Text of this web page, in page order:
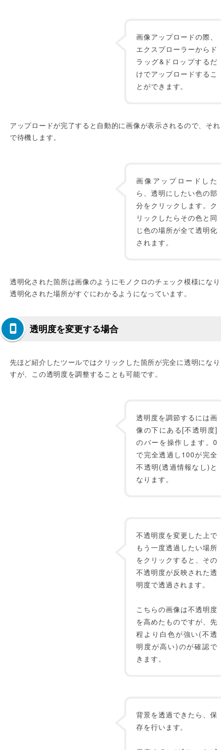
画像アップロードの際、
エクスプローラーからド
ラッグ&ドロップするだ
けでアップロードするこ
とができます。
アップロードが完了すると自動的に画像が表示されるので、そ
で待機します。
画像アップロードした
ら、透明にしたい色の部
分をクリックします。ク
リックしたらその色と同
じ色の場所が全て透明化
されます。
透明化された箇所は画像のようにモノクロのチェック模様にな
透明化された場所がすぐにわかるようになっています。
透明度を変更する場合
先ほど紹介したツールではクリックした箇所が完全に透明にな
すが、この透明度を調整することも可能です。
透明度を調節するには画
像の下にある[不透明度]
のバーを操作します。0
で完全透過し100が完全
不透明(透過情報なし)と
なります。
不透明度を変更した上で
もう一度透過したい場所
をクリックすると、その
不透明度が反映された透
明度で透過されます。
こちらの画像は不透明度
を高めたものですが、先
程より白色が強い(不透
明度が高い)のが確認で
きます。
背景を透過できたら、保
存を行います。